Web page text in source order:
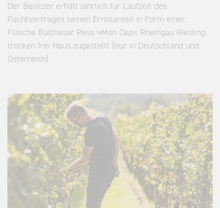
Der Besitzer erhält jährlich für Laufzeit des
Pachtvertrages seinen Ernteanteil in Form einer
Flasche Balthasar Ress »Mon Cep« Rheingau Riesling
trocken frei Haus zugestellt (nur in Deutschland und
Österreich).